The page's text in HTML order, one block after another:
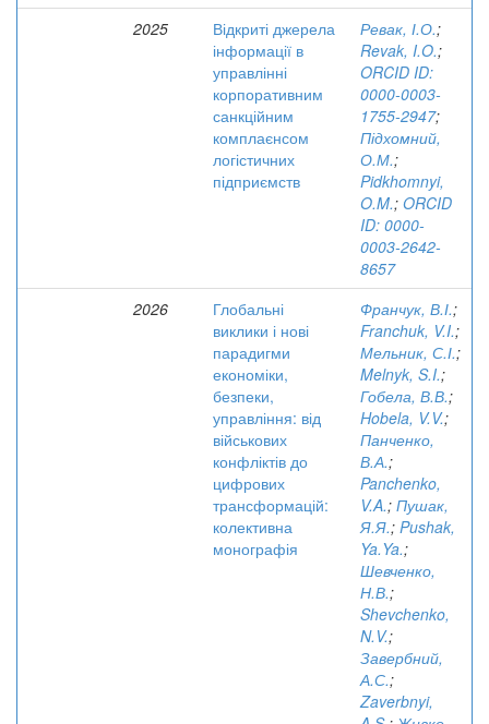
2025
Відкриті джерела
інформації в
управлінні
корпоративним
санкційним
комплаєнсом
логістичних
підприємств
Ревак, І.О.;
Revak, I.O.;
ORCID ID:
0000-0003-
1755-2947;
Підхомний,
О.М.;
Pidkhomnyi,
O.M.; ORCID
ID: 0000-
0003-2642-
8657
2026
Глобальні
виклики і нові
парадигми
економіки,
безпеки,
управління: від
військових
конфліктів до
цифрових
трансформацій:
колективна
монографія
Франчук, В.І.;
Franchuk, V.I.;
Мельник, С.І.;
Melnyk, S.I.;
Гобела, В.В.;
Hobela, V.V.;
Панченко,
В.А.;
Panchenko,
V.A.; Пушак,
Я.Я.; Pushak,
Ya.Ya.;
Шевченко,
Н.В.;
Shevchenko,
N.V.;
Завербний,
А.С.;
Zaverbnyi,